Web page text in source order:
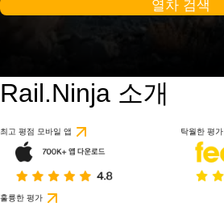
열차 검색
Rail.Ninja 소개
최고 평점 모바일 앱 탁월한 평가
훌륭한 평가